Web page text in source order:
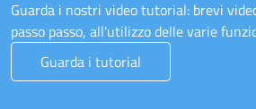
Guarda i nostri video tutorial: brevi
passo passo, all'utilizzo delle varie
Guarda i tutorial